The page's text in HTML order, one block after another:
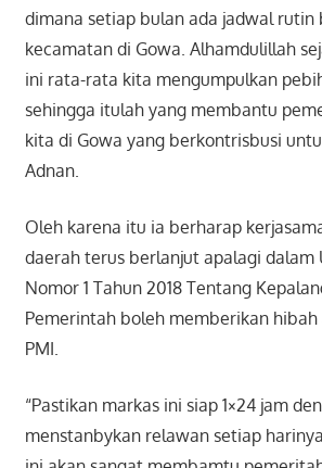
dimana setiap bulan ada jadwal rutin
kecamatan di Gowa. Alhamdulillah
ini rata-rata kita mengumpulkan
sehingga itulah yang membantu
kita di Gowa yang berkontrisbusi
Adnan.
Oleh karena itu ia berharap
daerah terus berlanjut apalagi dalam
Nomor 1 Tahun 2018 Tentang
Pemerintah boleh memberikan
PMI.
“Pastikan markas ini siap 1×24 jam
menstanbykan relawan setiap